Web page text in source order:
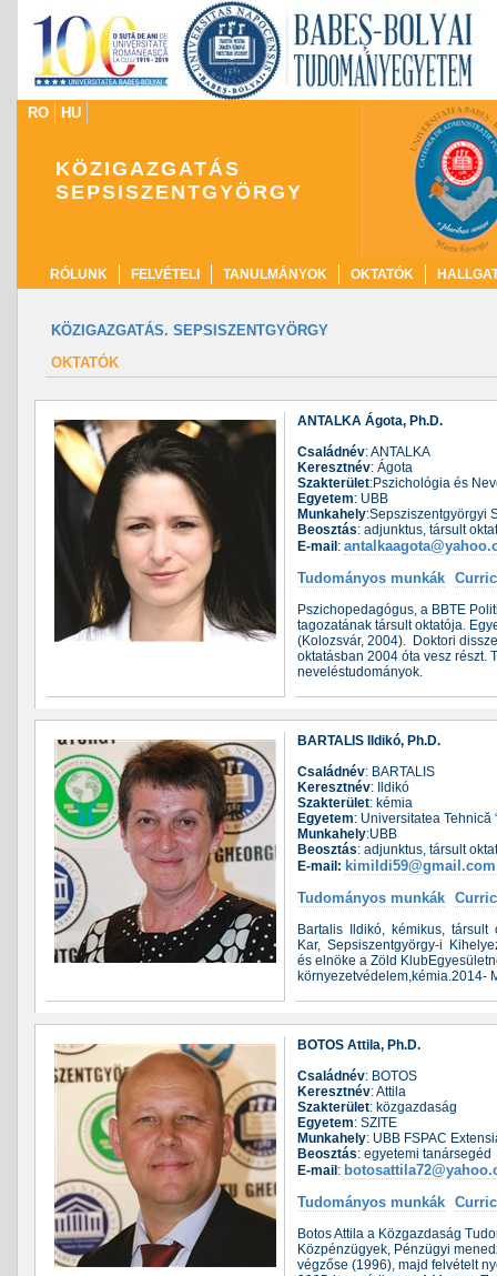
RO HU
KÖZIGAZGATÁS
SEPSISZENTGYÖRGY
RÓLUNK FELVÉTELI TANULMÁNYOK OKTATÓK
KÖZIGAZGATÁS. SEPSISZENTGYÖRGY
OKTATÓK
ANTALKA Ágota, Ph.D.
Családnév: ANTALKA
Keresztnév: Ágota
Szakterület:Pszichológia és
Egyetem: UBB
Munkahely:Sepsziszentgyörgyi
Beosztás: adjunktus, társult
E-mail :
Tudományos munkák
Pszichopedagógus, a BBTE
tagozatának társult oktatója.
(Kolozsvár, 2004). Doktori
oktatásban 2004 óta vesz részt.
neveléstudományok.
BARTALIS Ildikó, Ph.D.
Családnév: BARTALIS
Keresztnév: Ildikó
Szakterület: kémia
Egyetem: Universitatea Tehnică
Munkahely:UBB
Beosztás: adjunktus, társult
E-mail: kimildi59@gmail.com
Tudományos munkák
Bartalis Ildikó, kémikus,
Kar, Sepsiszentgyörgy-i
és elnöke a Zöld
környezetvédelem,kémia.2014-
BOTOS Attila, Ph.D.
Családnév: BOTOS
Keresztnév: Attila
Szakterület: közgazdaság
Egyetem: SZITE
Munkahely: UBB FSPAC
Beosztás: egyetemi tanársegéd
E-mail :
Tudományos munkák
Botos Attila a Közgazdaság
Közpénzügyek, Pénzügyi
végzőse (1996), majd felvételt